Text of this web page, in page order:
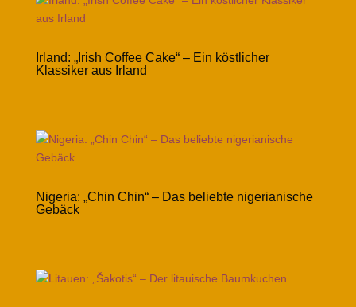
Irland: „Irish Coffee Cake“ – Ein köstlicher
Klassiker aus Irland
Nigeria: „Chin Chin“ – Das beliebte nigerianische
Gebäck